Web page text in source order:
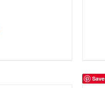
Save